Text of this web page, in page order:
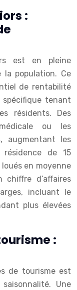
:
est en pleine
la population. Ce
de rentabilité
tenant
résidents. Des
ou les
augmentant les
de 15
en moyenne
d’affaires
incluant le
plus élevées
:
de tourisme est
Une